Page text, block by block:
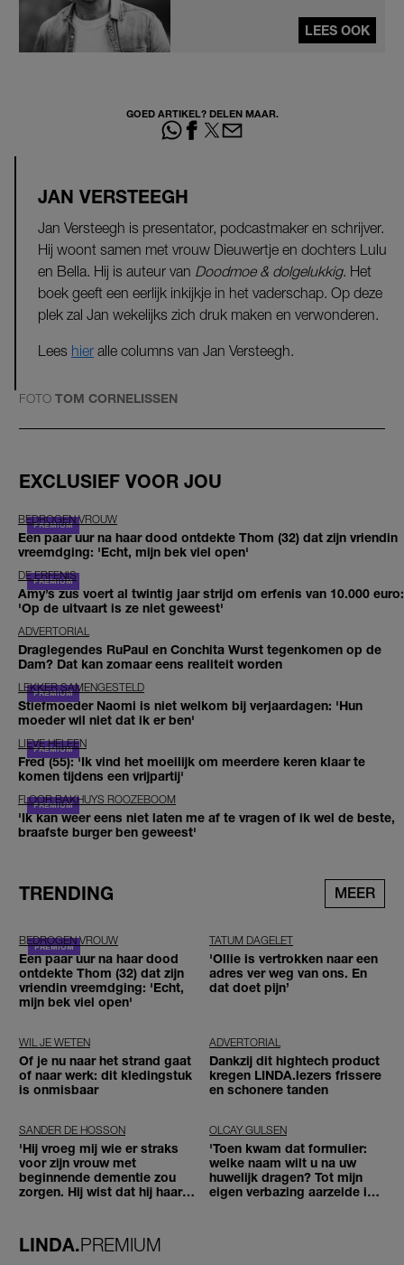
LEES OOK
GOED ARTIKEL? DELEN MAAR.
JAN VERSTEEGH
Jan Versteegh is presentator, podcastmaker en schrijver.
Hij woont samen met vrouw Dieuwertje en dochters Lulu
en Bella. Hij is auteur van Doodmoe & dolgelukkig. Het
boek geeft een eerlijk inkijkje in het vaderschap. Op deze
plek zal Jan wekelijks zich druk maken en verwonderen.
Lees hier alle columns van Jan Versteegh.
FOTO TOM CORNELISSEN
EXCLUSIEF VOOR JOU
BEDROGEN VROUW
Een paar uur na haar dood ontdekte Thom (32) dat zijn vriendin
vreemdging: 'Echt, mijn bek viel open'
DE ERFENIS
Amy’s zus voert al twintig jaar strijd om erfenis van 10.000 euro:
'Op de uitvaart is ze niet geweest'
ADVERTORIAL
Draglegendes RuPaul en Conchita Wurst tegenkomen op de
Dam? Dat kan zomaar eens realiteit worden
LEKKER SAMENGESTELD
Stiefmoeder Naomi is niet welkom bij verjaardagen: 'Hun
moeder wil niet dat ik er ben'
LIEVE HELEEN
Fred (55): 'Ik vind het moeilijk om meerdere keren klaar te
komen tijdens een vrijpartij'
FLOOR BAKHUYS ROOZEBOOM
'Ik kan weer eens niet laten me af te vragen of ik wel de beste,
braafste burger ben geweest'
TRENDING MEER
BEDROGEN VROUW
Een paar uur na haar dood
ontdekte Thom (32) dat zijn
vriendin vreemdging: 'Echt,
mijn bek viel open'
TATUM DAGELET
'Ollie is vertrokken naar een
adres ver weg van ons. En
dat doet pijn’
WIL JE WETEN
Of je nu naar het strand gaat
of naar werk: dit kledingstuk
is onmisbaar
ADVERTORIAL
Dankzij dit hightech product
kregen LINDA.lezers frissere
en schonere tanden
SANDER DE HOSSON
'Hij vroeg mij wie er straks
voor zijn vrouw met
beginnende dementie zou
zorgen. Hij wist dat hij haar
OLCAY GULSEN
'Toen kwam dat formulier:
welke naam wilt u na uw
huwelijk dragen? Tot mijn
eigen verbazing aarzelde ik
LINDA.PREMIUM